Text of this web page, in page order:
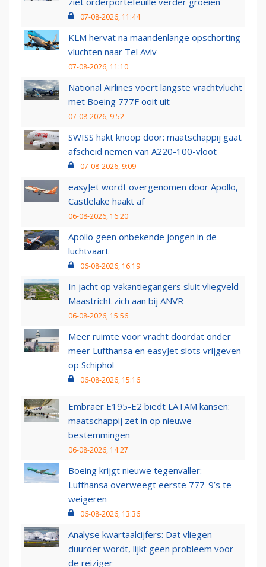
07-08-2026, 11:44
KLM hervat na maandenlange opschorting
vluchten naar Tel Aviv
07-08-2026, 11:10
National Airlines voert langste vrachtvlucht
met Boeing 777F ooit uit
07-08-2026, 9:52
SWISS hakt knoop door: maatschappij gaat
afscheid nemen van A220-100-vloot
07-08-2026, 9:09
easyJet wordt overgenomen door Apollo,
Castlelake haakt af
06-08-2026, 16:20
Apollo geen onbekende jongen in de
luchtvaart
06-08-2026, 16:19
In jacht op vakantiegangers sluit vliegveld
Maastricht zich aan bij ANVR
06-08-2026, 15:56
Meer ruimte voor vracht doordat onder
meer Lufthansa en easyJet slots vrijgeven
op Schiphol
06-08-2026, 15:16
Embraer E195-E2 biedt LATAM kansen:
maatschappij zet in op nieuwe
bestemmingen
06-08-2026, 14:27
Boeing krijgt nieuwe tegenvaller:
Lufthansa overweegt eerste 777-9’s te
weigeren
06-08-2026, 13:36
Analyse kwartaalcijfers: Dat vliegen
duurder wordt, lijkt geen probleem voor
de reiziger